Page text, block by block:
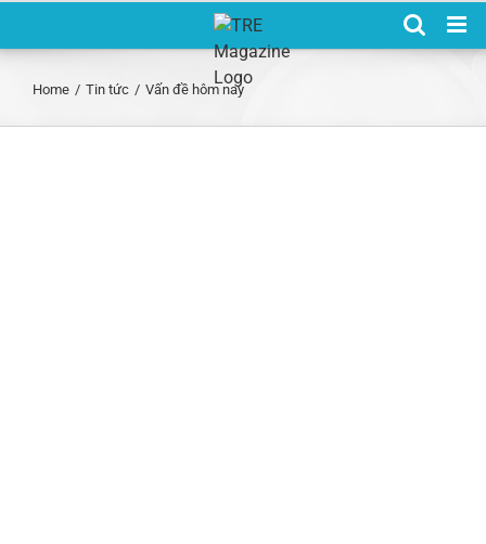
Home / Tin tức / Vấn đề hôm nay